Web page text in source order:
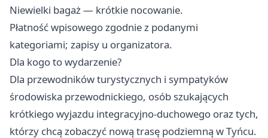
Niewielki bagaż — krótkie nocowanie.
Płatność wpisowego zgodnie z podanymi
kategoriami; zapisy u organizatora.
Dla kogo to wydarzenie?
Dla przewodników turystycznych i sympatyków
środowiska przewodnickiego, osób szukających
krótkiego wyjazdu integracyjno-duchowego oraz tych,
którzy chcą zobaczyć nową trasę podziemną w Tyńcu.